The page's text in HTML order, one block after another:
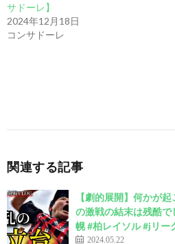
サドーレ】
2024年12月18日
コンサドーレ
関連する記事
【劇的展開】何かが
の激戦の結末は残酷
幌 #柏レイソル #jリー
2024.05.22